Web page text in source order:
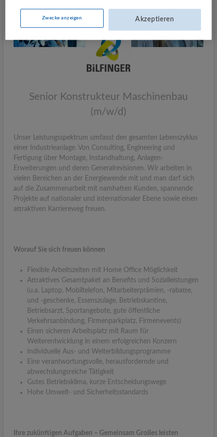
Senior Konstrukteur Maschinenbau
(m/w/d)
Unser Leistungsspektrum umfasst den gesamten Lebenszyklus
einer Industrieanlage. Von Consulting, Engineering und
Fertigung über Montage, Instandhaltung, Anlagen-
Erweiterungen und deren Generalrevisionen. Wir arbeiten in
vielen Bereichen an der Energiewende mit und man darf sich
auf die Zusammenarbeit mit namhaften Kunden, spannende
Projekte auf nationaler und internationaler Ebene sowie einen
attraktiven Karriereweg freuen.
Worauf Sie sich freuen können
Flexible Arbeitszeiten mit Home Office Möglichkeit
Attraktives Gesamtpaket an Benefits und Sozialleistungen
(u.a. Laptop, Mobiltelefon, Mitarbeiterprämien, -rabatte,
und -geschenke, Essenszulage, Betriebskantine,
Betriebsarzt, Sportangebote, gute öffentliche
Verkehrsanbindung, Firmenparkplatz, Firmenevents)
Einen sicheren Arbeitsplatz mit Raum für
Weiterentwicklung in einem erfolgreichen Konzern
Individuelle Aus- und Weiterbildungsprogramme
Eine verantwortungsvolle, herausfordernde und
abwechslungsreiche Tätigkeit
Gutes Betriebsklima, kurze Entscheidungswege
Hohe Umwelt- und Sicherheitsstandards
Ihre zukünftigen Aufgaben – Gemeinsam Großes leisten
Zwecke anzeigen Akzeptieren